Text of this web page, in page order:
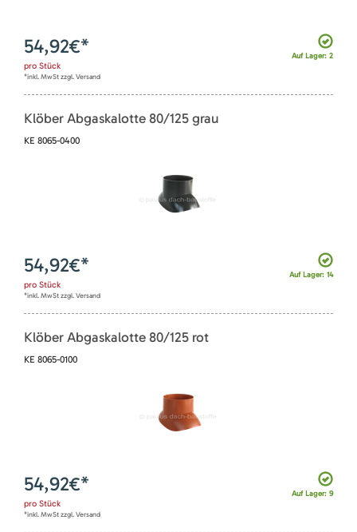
Auf Lager: 2
54,92€*
pro Stück
*inkl. MwSt zzgl. Versand
Klöber Abgaskalotte 80/125 grau
KE 8065-0400
Auf Lager: 14
54,92€*
pro Stück
*inkl. MwSt zzgl. Versand
Klöber Abgaskalotte 80/125 rot
KE 8065-0100
Auf Lager: 9
54,92€*
pro Stück
*inkl. MwSt zzgl. Versand